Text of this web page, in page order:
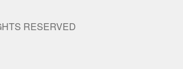
RESERVED